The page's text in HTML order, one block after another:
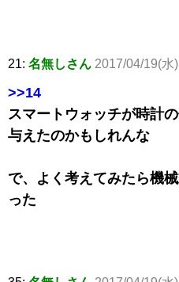
21: 名無しさん 2017/04/19(水
>>14
スマートウォッチが時計
与えたのかもしれんな
で、よく考えてみたら機
った